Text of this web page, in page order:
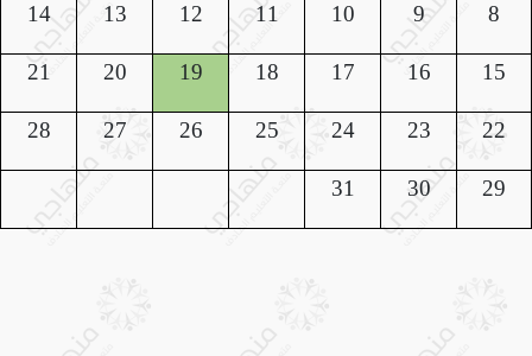
8
9
10
11
12
13
14
15
16
17
18
19
20
21
22
23
24
25
26
27
28
29
30
31